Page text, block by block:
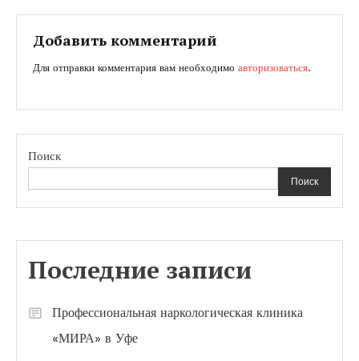
по
записям
Добавить комментарий
Для отправки комментария вам необходимо авторизоваться.
Поиск
Поиск
Последние записи
Профессиональная наркологическая клиника
«МИРА» в Уфе